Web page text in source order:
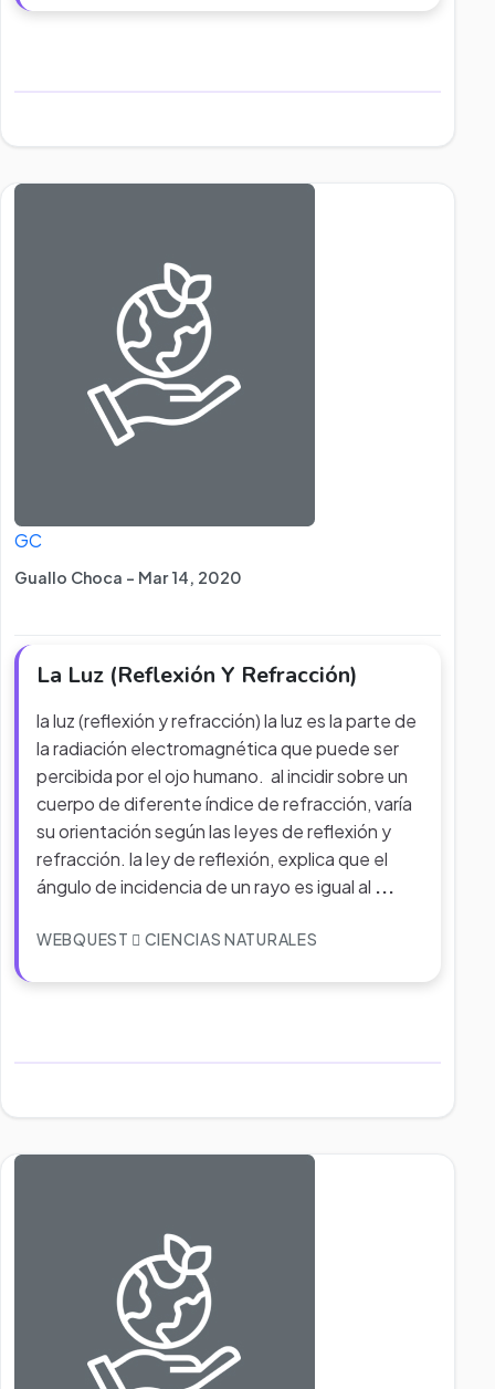
GC
Guallo Choca - Mar 14, 2020
La Luz (Reflexión Y Refracción)
la luz (reflexión y refracción) la luz es la parte de
la radiación electromagnética que puede ser
percibida por el ojo humano. al incidir sobre un
cuerpo de diferente índice de refracción, varía
su orientación según las leyes de reflexión y
refracción. la ley de reflexión, explica que el
ángulo de incidencia de un rayo es igual al ...
WEBQUEST CIENCIAS NATURALES